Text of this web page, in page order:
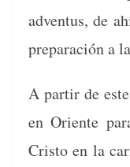
adven­tus, de
preparación a
A par­tir de
en Ori­ente
Cristo en la